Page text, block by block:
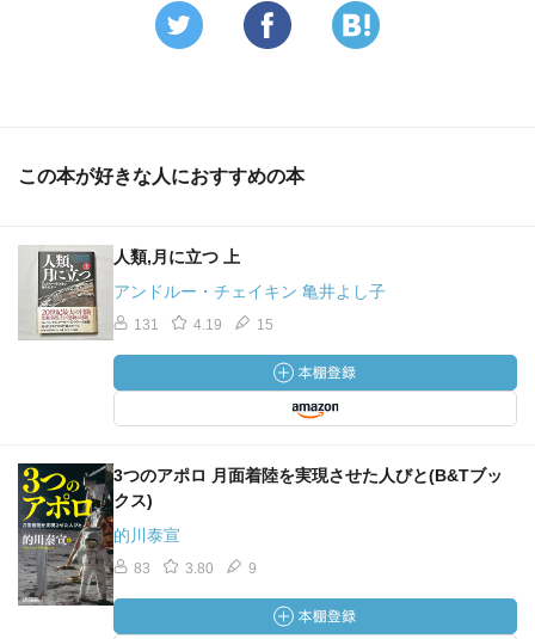
この本が好きな人におすすめの本
人類,月に立つ 上
アンドルー・チェイキン 亀井よし子
131 4.19 15
3つのアポロ 月面着陸を実現させた人びと(B&Tブッ
クス)
的川泰宣
83 3.80 9